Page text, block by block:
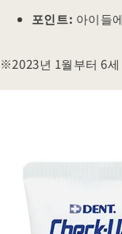
포인트: 아이들
※2023년 1월부터 6